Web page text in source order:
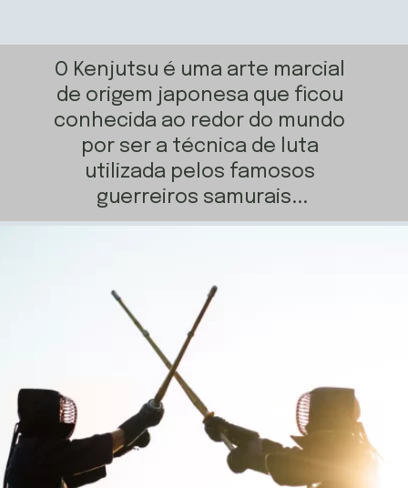
O Kenjutsu é uma arte marcial
de origem japonesa que ficou
conhecida ao redor do mundo
por ser a técnica de luta
utilizada pelos famosos
guerreiros samurais...